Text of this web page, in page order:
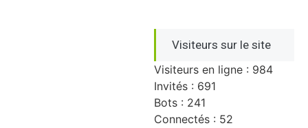
Visiteurs sur le site
Visiteurs en ligne : 984
Invités : 691
Bots : 241
Connectés : 52